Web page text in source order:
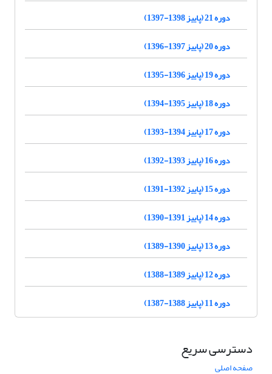
دوره 21 (پاییز 1398-1397)
دوره 20 (پاییز 1397-1396)
دوره 19 (پاییز 1396-1395)
دوره 18 (پاییز 1395-1394)
دوره 17 (پاییز 1394-1393)
دوره 16 (پاییز 1393-1392)
دوره 15 (پاییز 1392-1391)
دوره 14 (پاییز 1391-1390)
دوره 13 (پاییز 1390-1389)
دوره 12 (پاییز 1389-1388)
دوره 11 (پاییز 1388-1387)
دسترسی سریع
صفحه اصلی